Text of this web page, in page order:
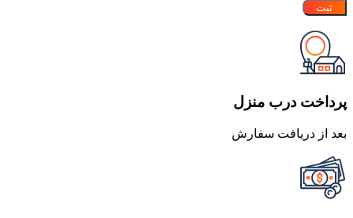
پرداخت درب منزل
بعد از دریافت سفارش